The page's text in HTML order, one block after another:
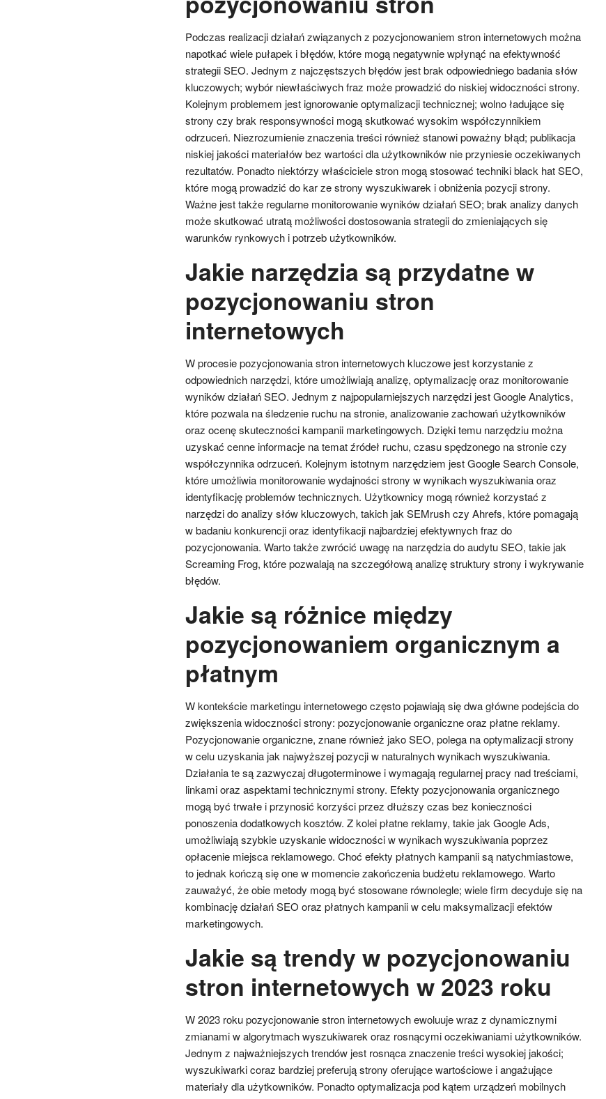
Podczas realizacji działań związanych z pozycjonowaniem stron internetowych można
napotkać wiele pułapek i błędów, które mogą negatywnie wpłynąć na efektywność
strategii SEO. Jednym z najczęstszych błędów jest brak odpowiedniego badania słów
kluczowych; wybór niewłaściwych fraz może prowadzić do niskiej widoczności strony.
Kolejnym problemem jest ignorowanie optymalizacji technicznej; wolno ładujące się
strony czy brak responsywności mogą skutkować wysokim współczynnikiem
odrzuceń. Niezrozumienie znaczenia treści również stanowi poważny błąd; publikacja
niskiej jakości materiałów bez wartości dla użytkowników nie przyniesie oczekiwanych
rezultatów. Ponadto niektórzy właściciele stron mogą stosować techniki black hat SEO,
które mogą prowadzić do kar ze strony wyszukiwarek i obniżenia pozycji strony.
Ważne jest także regularne monitorowanie wyników działań SEO; brak analizy danych
może skutkować utratą możliwości dostosowania strategii do zmieniających się
warunków rynkowych i potrzeb użytkowników.
Jakie narzędzia są przydatne w
pozycjonowaniu stron
internetowych
W procesie pozycjonowania stron internetowych kluczowe jest korzystanie z
odpowiednich narzędzi, które umożliwiają analizę, optymalizację oraz monitorowanie
wyników działań SEO. Jednym z najpopularniejszych narzędzi jest Google Analytics,
które pozwala na śledzenie ruchu na stronie, analizowanie zachowań użytkowników
oraz ocenę skuteczności kampanii marketingowych. Dzięki temu narzędziu można
uzyskać cenne informacje na temat źródeł ruchu, czasu spędzonego na stronie czy
współczynnika odrzuceń. Kolejnym istotnym narzędziem jest Google Search Console,
które umożliwia monitorowanie wydajności strony w wynikach wyszukiwania oraz
identyfikację problemów technicznych. Użytkownicy mogą również korzystać z
narzędzi do analizy słów kluczowych, takich jak SEMrush czy Ahrefs, które pomagają
w badaniu konkurencji oraz identyfikacji najbardziej efektywnych fraz do
pozycjonowania. Warto także zwrócić uwagę na narzędzia do audytu SEO, takie jak
Screaming Frog, które pozwalają na szczegółową analizę struktury strony i wykrywanie
błędów.
Jakie są różnice między
pozycjonowaniem organicznym a
płatnym
W kontekście marketingu internetowego często pojawiają się dwa główne podejścia do
zwiększenia widoczności strony: pozycjonowanie organiczne oraz płatne reklamy.
Pozycjonowanie organiczne, znane również jako SEO, polega na optymalizacji strony
w celu uzyskania jak najwyższej pozycji w naturalnych wynikach wyszukiwania.
Działania te są zazwyczaj długoterminowe i wymagają regularnej pracy nad treściami,
linkami oraz aspektami technicznymi strony. Efekty pozycjonowania organicznego
mogą być trwałe i przynosić korzyści przez dłuższy czas bez konieczności
ponoszenia dodatkowych kosztów. Z kolei płatne reklamy, takie jak Google Ads,
umożliwiają szybkie uzyskanie widoczności w wynikach wyszukiwania poprzez
opłacenie miejsca reklamowego. Choć efekty płatnych kampanii są natychmiastowe,
to jednak kończą się one w momencie zakończenia budżetu reklamowego. Warto
zauważyć, że obie metody mogą być stosowane równolegle; wiele firm decyduje się na
kombinację działań SEO oraz płatnych kampanii w celu maksymalizacji efektów
marketingowych.
Jakie są trendy w pozycjonowaniu
stron internetowych w 2023 roku
W 2023 roku pozycjonowanie stron internetowych ewoluuje wraz z dynamicznymi
zmianami w algorytmach wyszukiwarek oraz rosnącymi oczekiwaniami użytkowników.
Jednym z najważniejszych trendów jest rosnąca znaczenie treści wysokiej jakości;
wyszukiwarki coraz bardziej preferują strony oferujące wartościowe i angażujące
materiały dla użytkowników. Ponadto optymalizacja pod kątem urządzeń mobilnych